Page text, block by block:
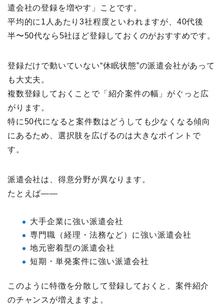
遣会社の登録を増やす」ことです。
平均的に1人あたり3社程度といわれますが、40代後
半〜50代なら5社ほど登録しておくのがおすすめです。
登録だけで動いていない“休眠状態”の派遣会社があって
も大丈夫。
複数登録しておくことで「紹介案件の幅」がぐっと広
がります。
特に50代になると案件数はどうしても少なくなる傾向
にあるため、選択肢を広げるのは大きなポイントで
す。
派遣会社は、得意分野が異なります。
たとえば——
大手企業に強い派遣会社
専門職（経理・法務など）に強い派遣会社
地元密着型の派遣会社
短期・単発案件に強い派遣会社
このように特徴を分散して登録しておくと、案件紹介
のチャンスが増えますよ。